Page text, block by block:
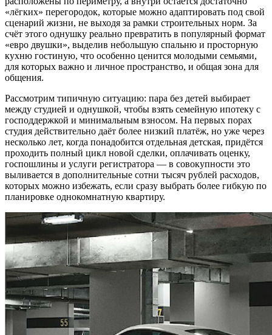
«лёгких» перегородок, которые можно адаптировать под свой
сценарий жизни, не выходя за рамки строительных норм. За
счёт этого однушку реально превратить в популярный формат
«евро двушки», выделив небольшую спальню и просторную
кухню гостиную, что особенно ценится молодыми семьями,
для которых важно и личное пространство, и общая зона для
общения.
Рассмотрим типичную ситуацию: пара без детей выбирает
между студией и однушкой, чтобы взять семейную ипотеку с
господдержкой и минимальным взносом. На первых порах
студия действительно даёт более низкий платёж, но уже через
несколько лет, когда понадобится отдельная детская, придётся
проходить полный цикл новой сделки, оплачивать оценку,
госпошлины и услуги регистратора — в совокупности это
выливается в дополнительные сотни тысяч рублей расходов,
которых можно избежать, если сразу выбрать более гибкую по
планировке однокомнатную квартиру.